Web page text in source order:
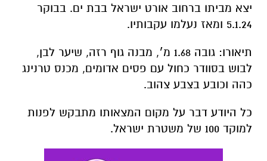
יצא מביתו ברחוב אורט ישראל בבת ים. בבוקר
5.1.24 ומאז נעלמו עקבותיו.
תיאורו: גובה 1.68 מ׳, מבנה גוף רזה, שיער לבן,
לבוש בסוודר כחול עם פסים אדומים, מכנס טרנינג
כהה וכובע בצבע צהוב.
כל היודע דבר על מקום המצאותו מתבקש לפנות
למוקד 100 של משטרת ישראל.